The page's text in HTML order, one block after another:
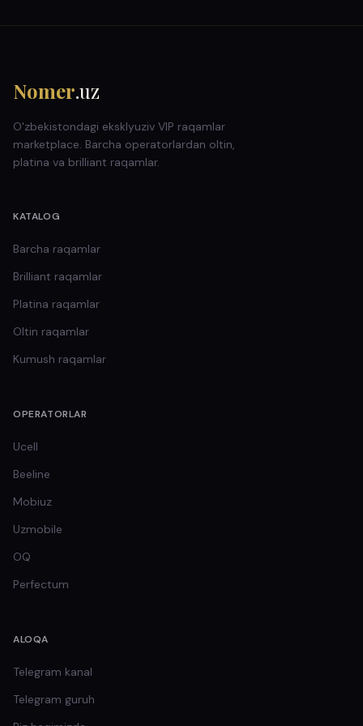
Nomer.uz
O'zbekistondagi eksklyuziv VIP raqamlar
marketplace. Barcha operatorlardan oltin,
platina va brilliant raqamlar.
KATALOG
Barcha raqamlar
Brilliant raqamlar
Platina raqamlar
Oltin raqamlar
Kumush raqamlar
OPERATORLAR
Ucell
Beeline
Mobiuz
Uzmobile
OQ
Perfectum
ALOQA
Telegram kanal
Telegram guruh